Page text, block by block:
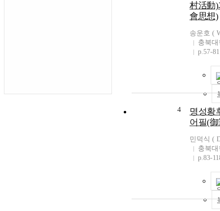
村活動
會思想)
송운호 (
충북
p.57-81
4
명성황
어필(御
민덕식 (
충북
p.83-